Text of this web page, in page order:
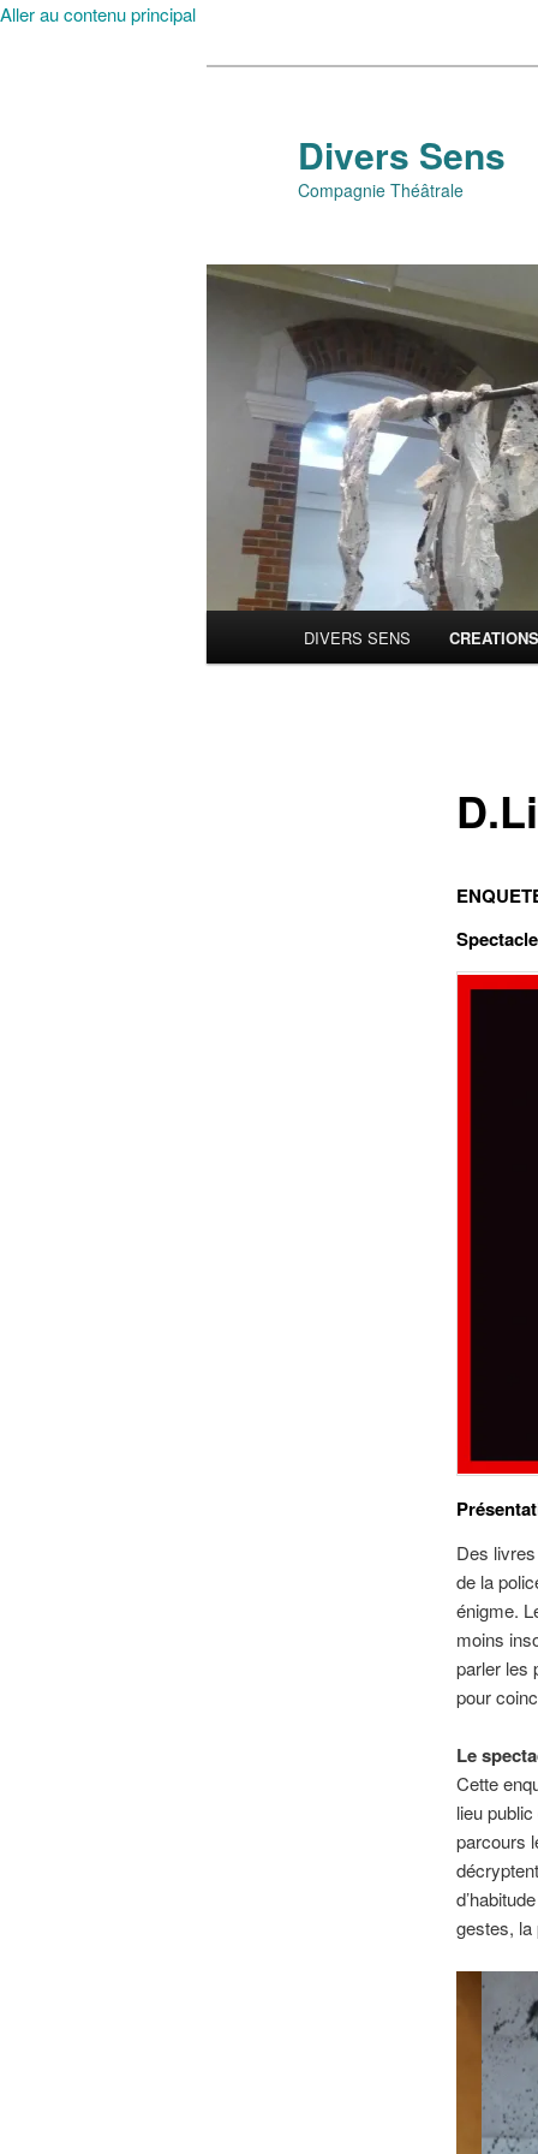
Aller au contenu principal
Divers Sens
Compagnie Théâtrale
DIVERS SENS CREATIONS
Des
de la
énigme.
moins
parler les
pour
Le
Cette
lieu
parcours
gestes, la